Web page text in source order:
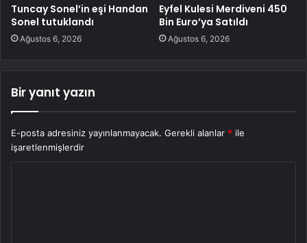
Tuncay Sonel’in eşi Handan
Sonel tutuklandı
Ağustos 6, 2026
Eyfel Kulesi Merdiveni 450
Bin Euro’ya Satıldı
Ağustos 6, 2026
Bir yanıt yazın
E-posta adresiniz yayınlanmayacak. Gerekli alanlar * ile
işaretlenmişlerdir